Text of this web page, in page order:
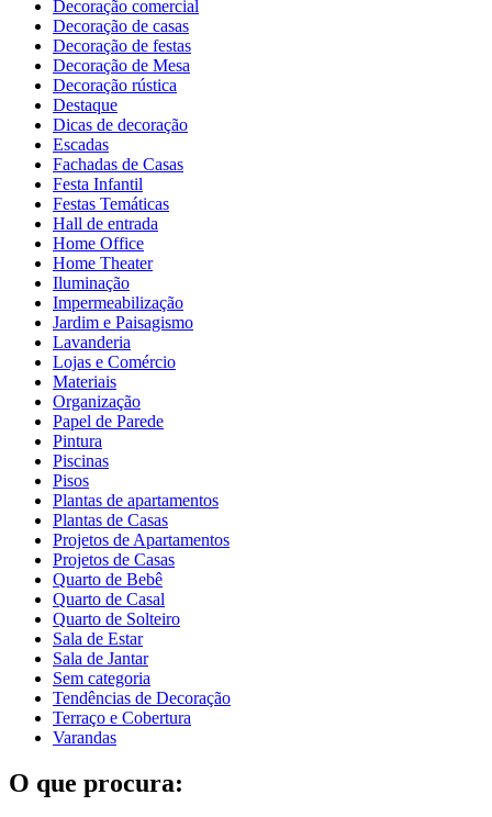
Decoração comercial
Decoração de casas
Decoração de festas
Decoração de Mesa
Decoração rústica
Destaque
Dicas de decoração
Escadas
Fachadas de Casas
Festa Infantil
Festas Temáticas
Hall de entrada
Home Office
Home Theater
Iluminação
Impermeabilização
Jardim e Paisagismo
Lavanderia
Lojas e Comércio
Materiais
Organização
Papel de Parede
Pintura
Piscinas
Pisos
Plantas de apartamentos
Plantas de Casas
Projetos de Apartamentos
Projetos de Casas
Quarto de Bebê
Quarto de Casal
Quarto de Solteiro
Sala de Estar
Sala de Jantar
Sem categoria
Tendências de Decoração
Terraço e Cobertura
Varandas
O que procura: